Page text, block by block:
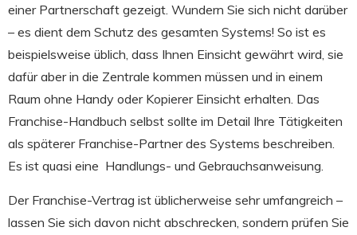
einer Partnerschaft gezeigt. Wundern Sie sich nicht darüber
– es dient dem Schutz des gesamten Systems! So ist es
beispielsweise üblich, dass Ihnen Einsicht gewährt wird, sie
dafür aber in die Zentrale kommen müssen und in einem
Raum ohne Handy oder Kopierer Einsicht erhalten. Das
Franchise-Handbuch selbst sollte im Detail Ihre Tätigkeiten
als späterer Franchise-Partner des Systems beschreiben.
Es ist quasi eine Handlungs- und Gebrauchsanweisung.
Der Franchise-Vertrag ist üblicherweise sehr umfangreich –
lassen Sie sich davon nicht abschrecken, sondern prüfen Sie